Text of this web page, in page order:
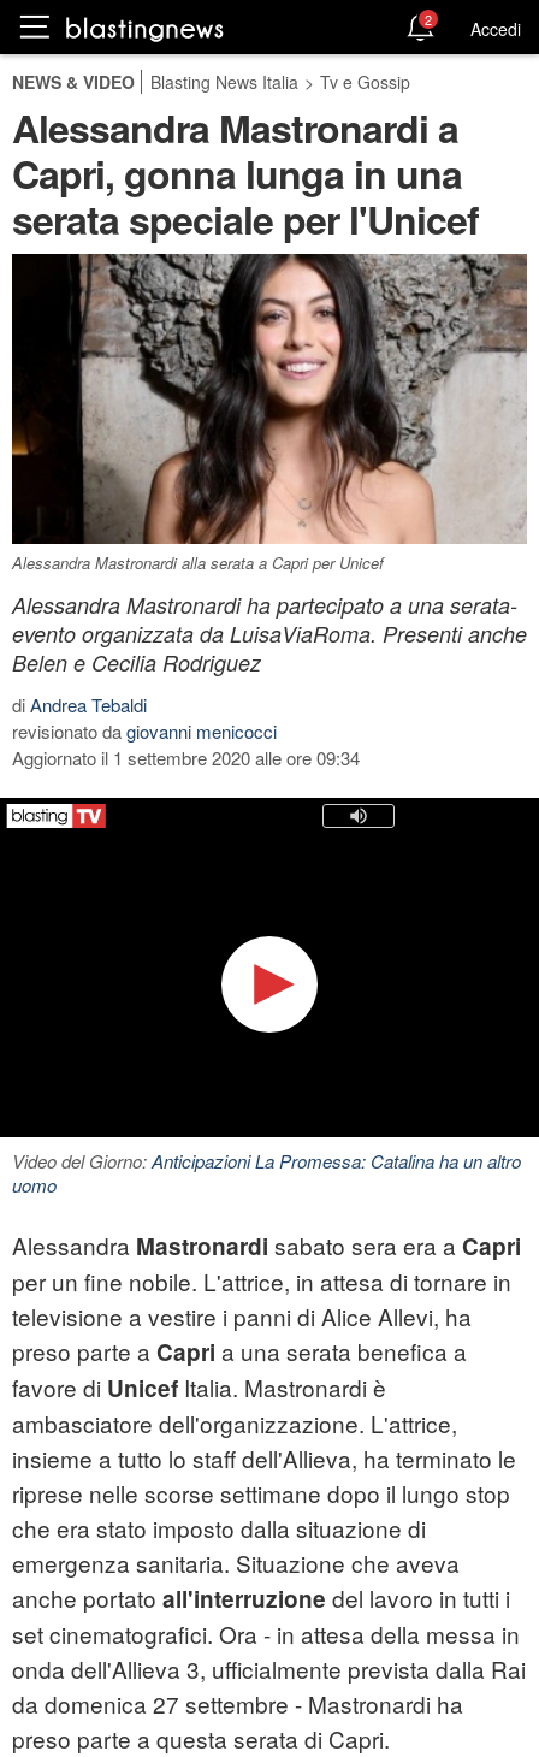
2 Accedi
NEWS & VIDEO Blasting News Italia > Tv e Gossip
Alessandra Mastronardi a
Capri, gonna lunga in una
serata speciale per l'Unicef
Alessandra Mastronardi alla serata a Capri per Unicef
Alessandra Mastronardi ha partecipato a una serata-
evento organizzata da LuisaViaRoma. Presenti anche
Belen e Cecilia Rodriguez
diAndrea Tebaldi
revisionato dagiovanni menicocci
Aggiornato il 1 settembre 2020 alle ore 09:34
Video del Giorno:Anticipazioni La Promessa: Catalina ha un altro
uomo
Alessandra Mastronardi sabato sera era a Capri
per un fine nobile. L'attrice, in attesa di tornare in
televisione a vestire i panni di Alice Allevi, ha
preso parte a Capri a una serata benefica a
favore di Unicef Italia. Mastronardi è
ambasciatore dell'organizzazione. L'attrice,
insieme a tutto lo staff dell'Allieva, ha terminato le
riprese nelle scorse settimane dopo il lungo stop
che era stato imposto dalla situazione di
emergenza sanitaria. Situazione che aveva
anche portato all'interruzione del lavoro in tutti i
set cinematografici. Ora - in attesa della messa in
onda dell'Allieva 3, ufficialmente prevista dalla Rai
da domenica 27 settembre - Mastronardi ha
preso parte a questa serata di Capri.